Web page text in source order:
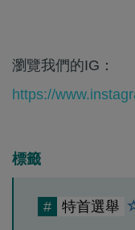
瀏覽我們的IG：
https://
標籤
# 特首選舉